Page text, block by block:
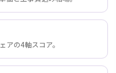
アの4軸スコア。